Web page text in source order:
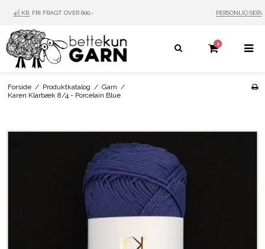
MAIL: INFO@BETTEKUN.DK
0
Forside / Produktkatalog / Garn /
Karen Klarbæk 8/4 - Porcelain Blue